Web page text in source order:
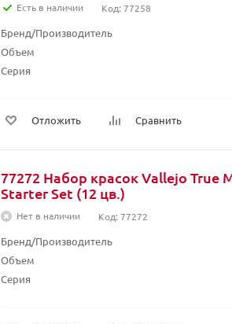
Есть в наличии Код: 77258
Бренд/Производитель
Объем
Серия
Отложить Сравнить
77272 Набор красок Vallejo True
Starter Set (12 цв.)
Нет в наличии Код: 77272
Бренд/Производитель
Объем
Серия